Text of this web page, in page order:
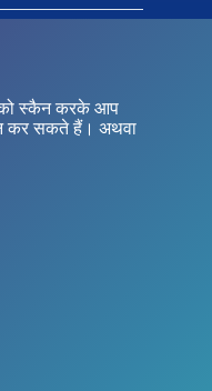
को स्कैन करके आप
कर सकते हैं। अथवा